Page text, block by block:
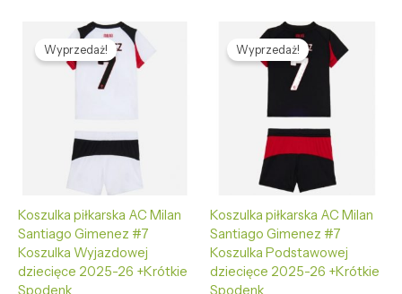
Wyprzedaż!
Koszulka piłkarska AC Milan
Santiago Gimenez #7
Koszulka Wyjazdowej
dziecięce 2025-26 +Krótkie
Spodenk
Pierwotna
cena
wynosiła:
465,68 zł.
Aktualna
cena
wynosi:
126,62 zł.
Wyprzedaż!
Koszulka piłkarska AC Milan
Santiago Gimenez #7
Koszulka Podstawowej
dziecięce 2025-26 +Krótkie
Spodenk
Pierwotna
cena
wynosiła:
465,68 zł.
Aktualna
cena
wynosi:
126,62 zł.